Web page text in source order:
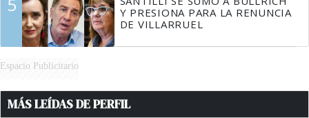
Y PRESIONA PARA LA RENUNCIA
DE VILLARRUEL
Espacio Publicitario
MÁS LEÍDAS DE PERFIL